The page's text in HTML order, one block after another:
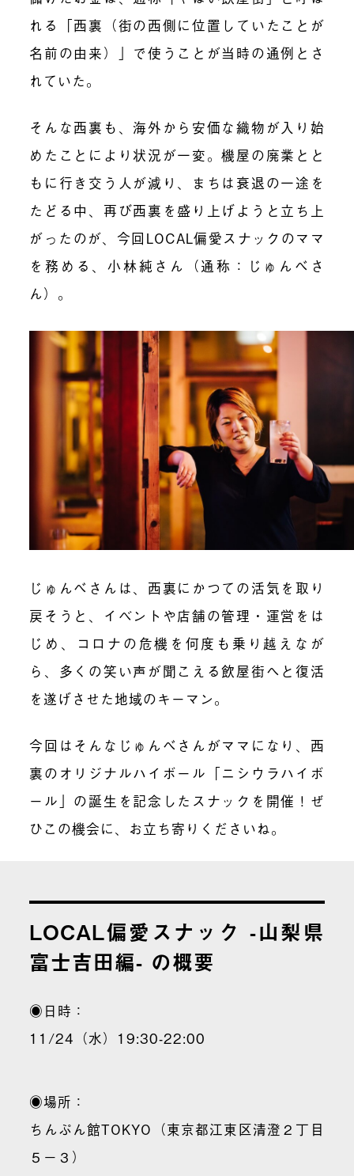
れる「西裏（街の西側に位置していたことが
名前の由来）」で使うことが当時の通例とさ
れていた。
そんな西裏も、海外から安価な織物が入り始
めたことにより状況が一変。機屋の廃業とと
もに行き交う人が減り、まちは衰退の一途を
たどる中、再び西裏を盛り上げようと立ち上
がったのが、今回LOCAL偏愛スナックのママ
を務める、小林純さん（通称：じゅんべさ
ん）。
じゅんべさんは、西裏にかつての活気を取り
戻そうと、イベントや店舗の管理・運営をは
じめ、コロナの危機を何度も乗り越えなが
ら、多くの笑い声が聞こえる飲屋街へと復活
を遂げさせた地域のキーマン。
今回はそんなじゅんべさんがママになり、西
裏のオリジナルハイボール「ニシウラハイボ
ール」の誕生を記念したスナックを開催！ぜ
ひこの機会に、お立ち寄りくださいね。
LOCAL偏愛スナック -山梨県
富士吉田編- の概要
◉日時：
11/24（水）19:30-22:00
◉場所：
ちんぷん館TOKYO（東京都江東区清澄２丁目
５−３）